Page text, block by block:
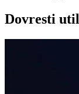
Dovresti